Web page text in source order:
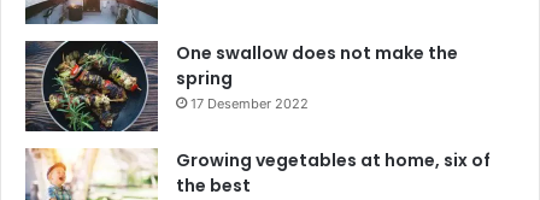
One swallow does not make the
spring
17 Desember 2022
Growing vegetables at home, six of
the best